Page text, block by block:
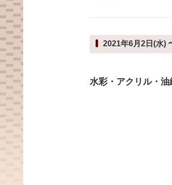
2021年6月2日(水)
水彩・アクリル・油